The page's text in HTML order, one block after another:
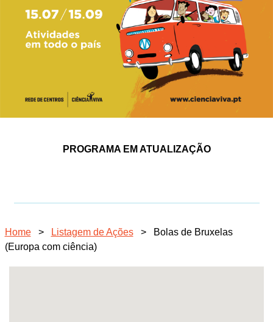
PROGRAMA EM ATUALIZAÇÃO
Home > Listagem de Ações >
Bolas de Bruxelas
(Europa com ciência)